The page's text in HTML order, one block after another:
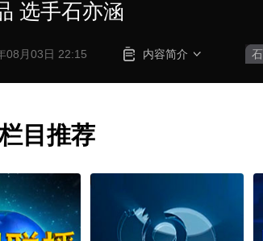
选手石亦涵
08月03日 22:15 内容简介
目推荐